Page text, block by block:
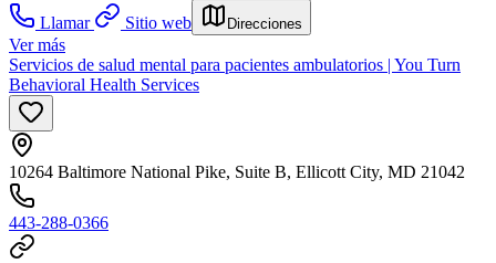
Llamar
Sitio web Direcciones
Ver más
Servicios de salud mental para pacientes ambulatorios | You Turn
Behavioral Health Services
10264 Baltimore National Pike, Suite B, Ellicott City, MD 21042
443-288-0366